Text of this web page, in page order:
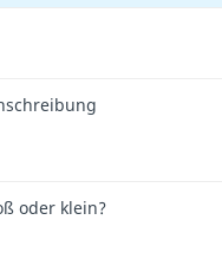
oder klein?